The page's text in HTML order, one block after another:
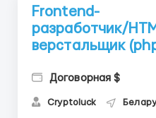
Frontend-
разработчик/
верстальщик
Договорная $
Cryptoluck